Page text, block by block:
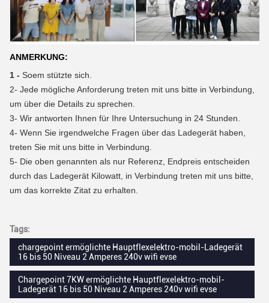
ANMERKUNG:
1 - Soem stützte sich.
2- Jede mögliche Anforderung treten mit uns bitte in Verbindung,
um über die Details zu sprechen.
3- Wir antworten Ihnen für Ihre Untersuchung in 24 Stunden.
4- Wenn Sie irgendwelche Fragen über das Ladegerät haben,
treten Sie mit uns bitte in Verbindung.
5- Die oben genannten als nur Referenz, Endpreis entscheiden
durch das Ladegerät Kilowatt, in Verbindung treten mit uns bitte,
um das korrekte Zitat zu erhalten.
Tags:
chargepoint ermöglichte Hauptflexelektro-mobil-Ladegerät
16 bis 50 Niveau 2 Amperes 240v wifi evse
Chargepoint 7KW ermöglichte Hauptflexelektro-mobil-
Ladegerät 16 bis 50 Niveau 2 Amperes 240v wifi evse